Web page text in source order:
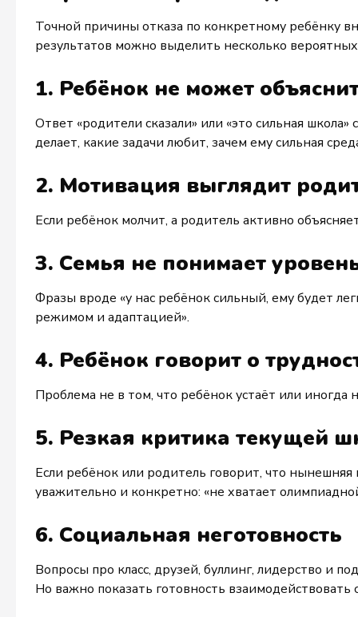
Точной причины отказа по конкретному ребёнку
результатов можно выделить несколько
1. Ребёнок не может
Ответ «родители сказали» или «это сильная
делает, какие задачи любит, зачем ему сильная
2. Мотивация выглядит
Если ребёнок молчит, а родитель активно
3. Семья не понимает
Фразы вроде «у нас ребёнок сильный, ему будет
режимом и адаптацией».
4. Ребёнок говорит о
Проблема не в том, что ребёнок устаёт или
5. Резкая критика текущей
Если ребёнок или родитель говорит, что нынешняя
уважительно и конкретно: «не хватает
6. Социальная неготовность
Вопросы про класс, друзей, буллинг, лидерство и
Но важно показать готовность взаимодействовать